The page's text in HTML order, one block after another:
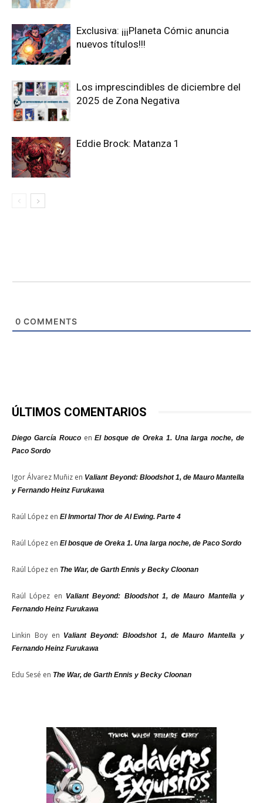
Exclusiva: ¡¡¡Planeta Cómic anuncia
nuevos títulos!!!
Los imprescindibles de diciembre del
2025 de Zona Negativa
Eddie Brock: Matanza 1
0 COMMENTS
ÚLTIMOS COMENTARIOS
Diego García RoucoenEl bosque de Oreka 1. Una larga noche, de
Paco Sordo
Igor Álvarez Muñiz en Valiant Beyond: Bloodshot 1, de Mauro Mantella
y Fernando Heinz Furukawa
Raúl López en El Inmortal Thor de Al Ewing. Parte 4
Raúl López en El bosque de Oreka 1. Una larga noche, de Paco Sordo
Raúl López en The War, de Garth Ennis y Becky Cloonan
Raúl López en Valiant Beyond: Bloodshot 1, de Mauro Mantella y
Fernando Heinz Furukawa
Linkin Boyen Valiant Beyond: Bloodshot 1, de Mauro Mantella y
Fernando Heinz Furukawa
Edu Sesé en The War, de Garth Ennis y Becky Cloonan